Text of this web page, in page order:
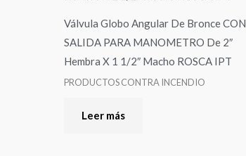
Válvula Globo Angular De Bronce CON
SALIDA PARA MANOMETRO De 2″
Hembra X 1 1/2″ Macho ROSCA IPT
PRODUCTOS CONTRA INCENDIO
Leer más